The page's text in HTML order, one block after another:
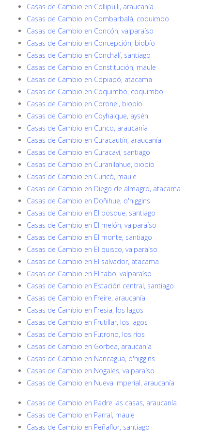
Casas de Cambio en Collipulli, araucanía
Casas de Cambio en Combarbalá, coquimbo
Casas de Cambio en Concón, valparaíso
Casas de Cambio en Concepción, biobío
Casas de Cambio en Conchalí, santiago
Casas de Cambio en Constitución, maule
Casas de Cambio en Copiapó, atacama
Casas de Cambio en Coquimbo, coquimbo
Casas de Cambio en Coronel, biobío
Casas de Cambio en Coyhaique, aysén
Casas de Cambio en Cunco, araucanía
Casas de Cambio en Curacautín, araucanía
Casas de Cambio en Curacaví, santiago
Casas de Cambio en Curanilahue, biobío
Casas de Cambio en Curicó, maule
Casas de Cambio en Diego de almagro, atacama
Casas de Cambio en Doñihue, o'higgins
Casas de Cambio en El bosque, santiago
Casas de Cambio en El melón, valparaíso
Casas de Cambio en El monte, santiago
Casas de Cambio en El quisco, valparaíso
Casas de Cambio en El salvador, atacama
Casas de Cambio en El tabo, valparaíso
Casas de Cambio en Estación central, santiago
Casas de Cambio en Freire, araucanía
Casas de Cambio en Fresia, los lagos
Casas de Cambio en Frutillar, los lagos
Casas de Cambio en Futrono, los ríos
Casas de Cambio en Gorbea, araucanía
Casas de Cambio en Nancagua, o'higgins
Casas de Cambio en Nogales, valparaíso
Casas de Cambio en Nueva imperial, araucanía
Casas de Cambio en Padre las casas, araucanía
Casas de Cambio en Parral, maule
Casas de Cambio en Peñaflor, santiago